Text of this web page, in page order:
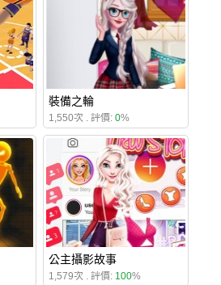
裝備之輪
1,550次 . 評價: 0%
公主攝影故事
1,579次 . 評價: 100%